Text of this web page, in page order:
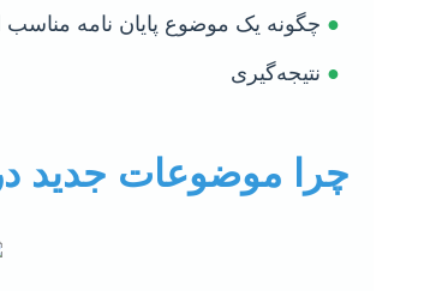
● چگونه یک موضوع پایان نامه مناسب
● نتیجه‌گیری
چرا موضوعات جدید